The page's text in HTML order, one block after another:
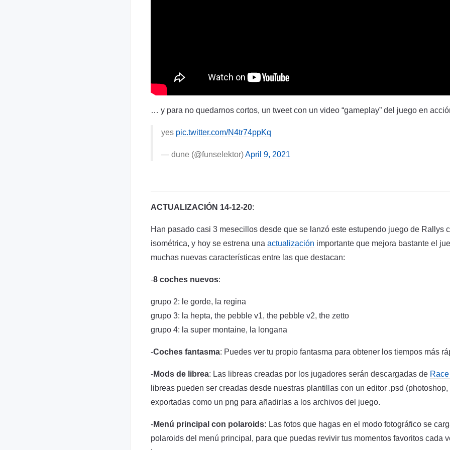
… y para no quedarnos cortos, un tweet con un video “gameplay” del juego en
yes pic.twitter.com/N4tr74ppKq
— dune (@funselektor)April 9, 2021
ACTUALIZACIÓN 14-12-20:
Han pasado casi 3 mesecillos desde que se lanzó este estupendo juego de Rallys
isométrica, y hoy se estrena una actualización importante que mejora bastante el
muchas nuevas características entre las que destacan:
-8 coches nuevos:
grupo 2: le gorde, la regina
grupo 3: la hepta, the pebble v1, the pebble v2, the zetto
grupo 4: la super montaine, la longana
-Coches fantasma: Puedes ver tu propio fantasma para obtener los tiempos más
-Mods de librea: Las libreas creadas por los jugadores serán descargadas de
libreas pueden ser creadas desde nuestras plantillas con un editor .psd
exportadas como un png para añadirlas a los archivos del juego.
-Menú principal con polaroids: Las fotos que hagas en el modo fotográfico se
polaroids del menú principal, para que puedas revivir tus momentos favoritos cada